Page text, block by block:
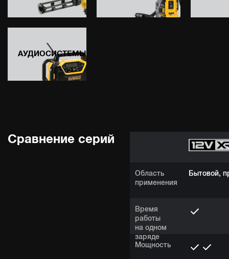
АУДИОСИСТЕМЫ
Сравнение серий
Область
применения
Время
работы
на одном
заряде
Мощность
Бытовой,